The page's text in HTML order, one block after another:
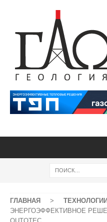
ГЛАВНАЯ > ТЕХНОЛОГИИ
ЭНЕРГОЭФФЕКТИВНОЕ